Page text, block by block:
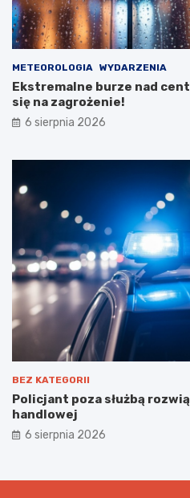
a
n
u
METEOROLOGIA WYDARZENIA
Ekstremalne burze nad
się na zagrożenie!
6 sierpnia 2026
BEZ KATEGORII
Policjant poza służbą
handlowej
6 sierpnia 2026